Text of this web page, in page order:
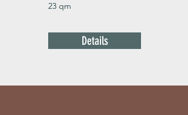
23 qm
Details